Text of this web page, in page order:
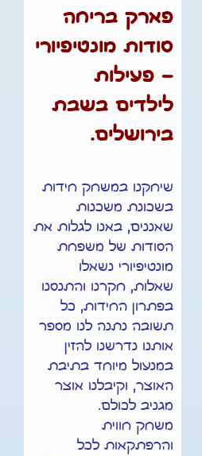
פארק בריחה
סודות מונטיפיורי
– פעילות
לילדים בשבת
בירושלים.
שיחקנו במשחק חידות
בשכונת משכנות
שאננים, באנו לגלות את
הסודות של משפחת
מונטיפיורי נשאלו
שאלות, חקרנו והתנסנו
בפתרון החידות, כל
תשובה נתנה לנו מספר
אותנו נדרשנו להזין
במנעול מיוחד בתיבת
האוצר, וקיבלנו אוצר
מגניב לכולם.
משחק חווית
והרפתקאות לכל